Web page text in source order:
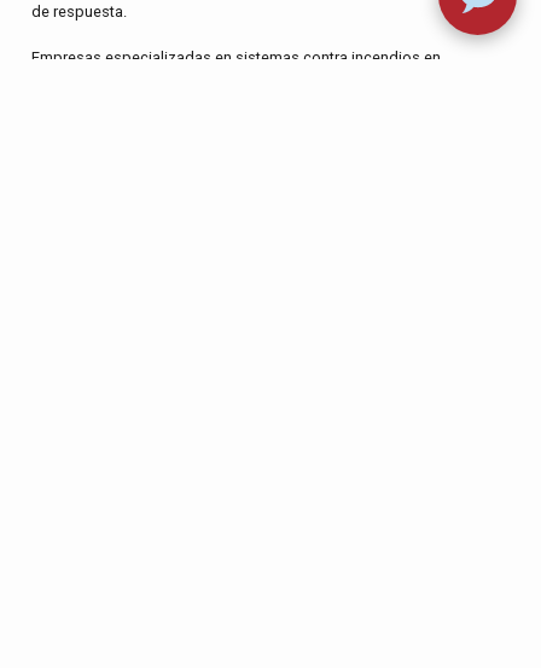
de respuesta.
Empresas especializadas en sistemas contra incendios en